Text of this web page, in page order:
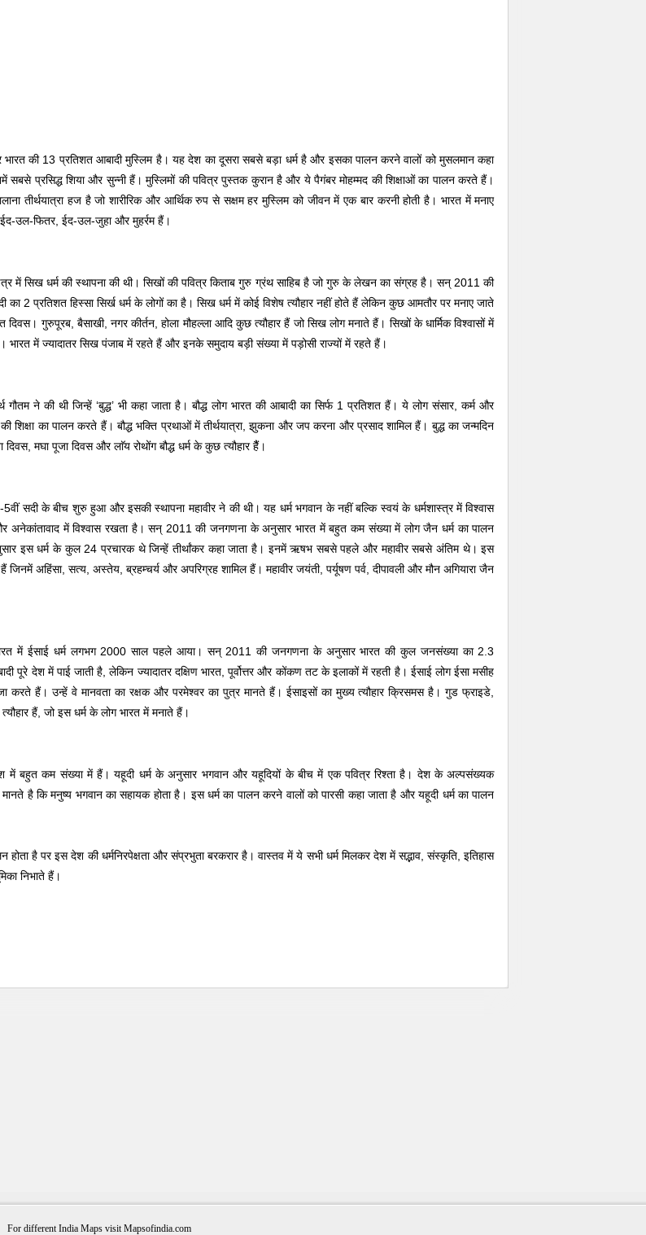
की 13 प्रतिशत आबादी मुस्लिम है। यह देश का दूसरा सबसे बड़ा धर्म है और इसका पालन करने वालों को मुसलमान कहा
सबसे प्रसिद्ध शिया और सुन्नी हैं। मुस्लिमों की पवित्र पुस्तक कुरान है और ये पैगंबर मोहम्मद की शिक्षाओं का पालन करते हैं।
तीर्थयात्रा हज है जो शारीरिक और आर्थिक रुप से सक्षम हर मुस्लिम को जीवन में एक बार करनी होती है। भारत में मनाए
ईद-उल-फितर, ईद-उल-जुहा और मुहर्रम हैं।
में सिख धर्म की स्थापना की थी। सिखों की पवित्र किताब गुरु ग्रंथ साहिब है जो गुरु के लेखन का संग्रह है। सन् 2011 की
2 प्रतिशत हिस्सा सिर्ख धर्म के लोगों का है। सिख धर्म में कोई विशेष त्यौहार नहीं होते हैं लेकिन कुछ आमतौर पर मनाए जाते
गुरुपूरब, बैसाखी, नगर कीर्तन, होला मौहल्ला आदि कुछ त्यौहार हैं जो सिख लोग मनाते हैं। सिखों के धार्मिक विश्वासों में
भारत में ज्यादातर सिख पंजाब में रहते हैं और इनके समुदाय बड़ी संख्या में पड़ोसी राज्यों में रहते हैं।
गौतम ने की थी जिन्हें ‘बुद्ध’ भी कहा जाता है। बौद्ध लोग भारत की आबादी का सिर्फ 1 प्रतिशत हैं। ये लोग संसार, कर्म और
शिक्षा का पालन करते हैं। बौद्ध भक्ति प्रथाओं में तीर्थयात्रा, झुकना और जप करना और प्रसाद शामिल हैं। बुद्ध का जन्मदिन
मघा पूजा दिवस और लाॅय रोथोंग बौद्ध धर्म के कुछ त्यौहार हैैं।
5वीं सदी के बीच शुरु हुआ और इसकी स्थापना महावीर ने की थी। यह धर्म भगवान के नहीं बल्कि स्वयं के धर्मशास्त्र में विश्वास
अनेकांतावाद में विश्वास रखता है। सन् 2011 की जनगणना के अनुसार भारत में बहुत कम संख्या में लोग जैन धर्म का पालन
इस धर्म के कुल 24 प्रचारक थे जिन्हें तीर्थांकर कहा जाता है। इनमें ऋषभ सबसे पहले और महावीर सबसे अंतिम थे। इस
जिनमें अहिंसा, सत्य, अस्तेय, ब्रहम्चर्य और अपरिग्रह शामिल हैं। महावीर जयंती, पर्यूषण पर्व, दीपावली और मौन अगियारा जैन
में ईसाई धर्म लगभग 2000 साल पहले आया। सन् 2011 की जनगणना के अनुसार भारत की कुल जनसंख्या का 2.3
पूरे देश में पाई जाती है, लेकिन ज्यादातर दक्षिण भारत, पूर्वोत्तर और कोंकण तट के इलाकों में रहती है। ईसाई लोग ईसा मसीह
करते हैं। उन्हें वे मानवता का रक्षक और परमेश्वर का पुत्र मानते हैं। ईसाइसों का मुख्य त्यौहार क्रिसमस है। गुड फ्राइडे,
हैं, जो इस धर्म के लोग भारत में मनाते हैं।
में बहुत कम संख्या में हैं। यहूदी धर्म के अनुसार भगवान और यहूदियों के बीच में एक पवित्र रिश्ता है। देश के अल्पसंख्यक
है कि मनुष्य भगवान का सहायक होता है। इस धर्म का पालन करने वालों को पारसी कहा जाता है और यहूदी धर्म का पालन
होता है पर इस देश की धर्मनिरपेक्षता और संप्रभुता बरकरार है। वास्तव में ये सभी धर्म मिलकर देश में सद्भाव, संस्कृति, इतिहास
निभाते हैं।
For different India Maps visit Mapsofindia.com